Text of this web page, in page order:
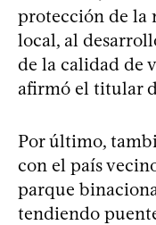
protección de la
local, al
de la calidad de
afirmó el titular
Por último,
con el país
parque
tendiendo